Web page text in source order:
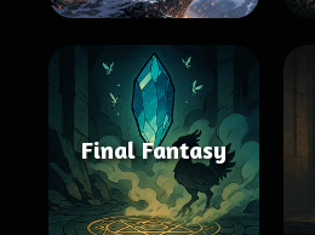
Final Fantasy